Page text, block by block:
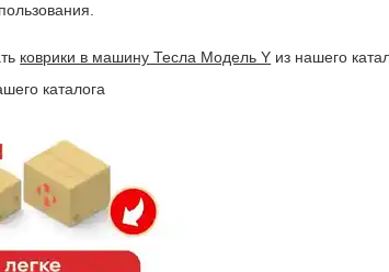
коврики в машину Тесла Модель Y из нашего
каталога